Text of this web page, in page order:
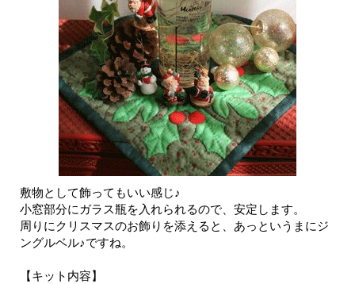
敷物として飾ってもいい感じ♪
小窓部分にガラス瓶を入れられるので、安定します。
周りにクリスマスのお飾りを添えると、あっというまにジ
ングルベル♪ですね。
【キット内容】